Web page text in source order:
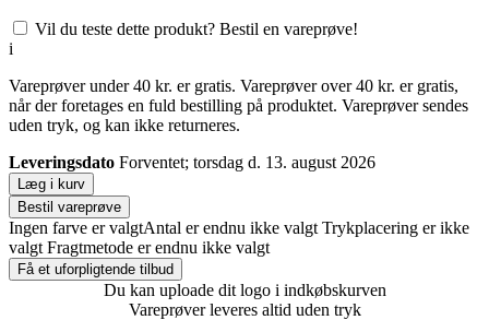
Vil du teste dette produkt? Bestil en vareprøve!
i
Vareprøver under 40 kr. er gratis. Vareprøver over 40 kr. er gratis,
når der foretages en fuld bestilling på produktet. Vareprøver sendes
uden tryk, og kan ikke returneres.
Leveringsdato Forventet; torsdag d. 13. august 2026
Læg i kurv
Bestil vareprøve
Ingen farve er valgtAntal er endnu ikke valgt Trykplacering er ikke
valgt Fragtmetode er endnu ikke valgt
Få et uforpligtende tilbud
Du kan uploade dit logo i indkøbskurven
Vareprøver leveres altid uden tryk